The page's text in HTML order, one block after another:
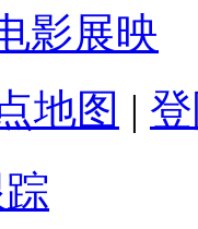
影展映
地图 |